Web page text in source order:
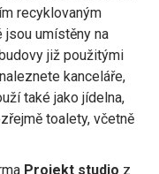
recyklovaným
jsou umístěny na
již použitými
kanceláře,
také jako jídelna,
toalety, včetně
Projekt studio z